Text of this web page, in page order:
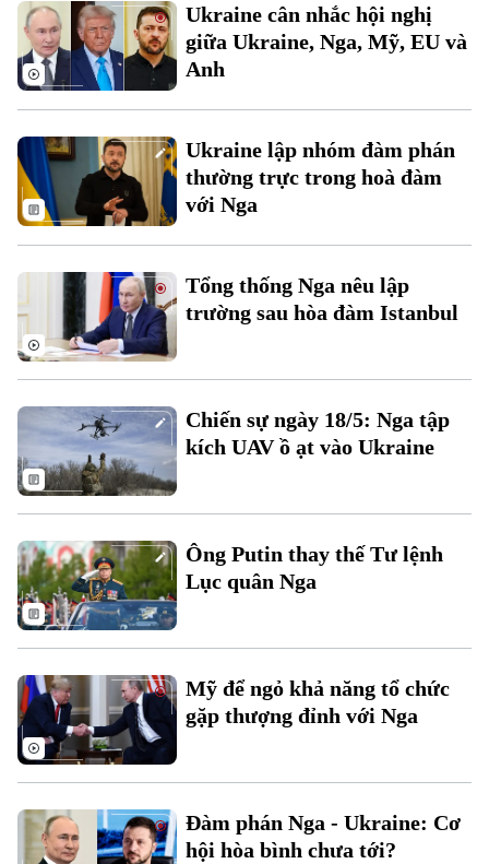
Theo dõi Hà Nội On
Người Việt 4 phương
Tài chính Ngân hàng
Doanh nghiệp
Đầu tư
Đất đai
Kinh nghiệm
Tàu và Xe
Ô tô
Tàu
Xe máy
Thị trường
Giáo dục
Tuyển sinh
Hướng nghiệp
Tin tức
Di tích
Sức khỏe
Y tế
Dinh dưỡng
Tư vấn sức khỏe
Bóng đá
Quần vợt
Golf
Giải trí
Điện ảnh
Âm nhạc
Đã phát sóng
Ukraine cân nhắc hội nghị
giữa Ukraine, Nga, Mỹ, EU và
Anh
Ukraine lập nhóm đàm phán
thường trực trong hoà đàm
với Nga
Tổng thống Nga nêu lập
trường sau hòa đàm Istanbul
Chiến sự ngày 18/5: Nga tập
kích UAV ồ ạt vào Ukraine
Ông Putin thay thế Tư lệnh
Lục quân Nga
Mỹ để ngỏ khả năng tổ chức
gặp thượng đỉnh với Nga
Đàm phán Nga - Ukraine: Cơ
hội hòa bình chưa tới?